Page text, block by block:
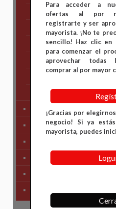
Honda
KAWASAKI
KTM
Suzuki
Yamaha
Tren Delantero
Partes de Motor
Para acceder a
ofertas al por
registrarte y ser
mayorista. ¡No te
sencillo! Haz clic en
para comenzar el
aprovechar todas
comprar al por mayor
¡Gracias por
negocio! Si ya
mayorista, puedes